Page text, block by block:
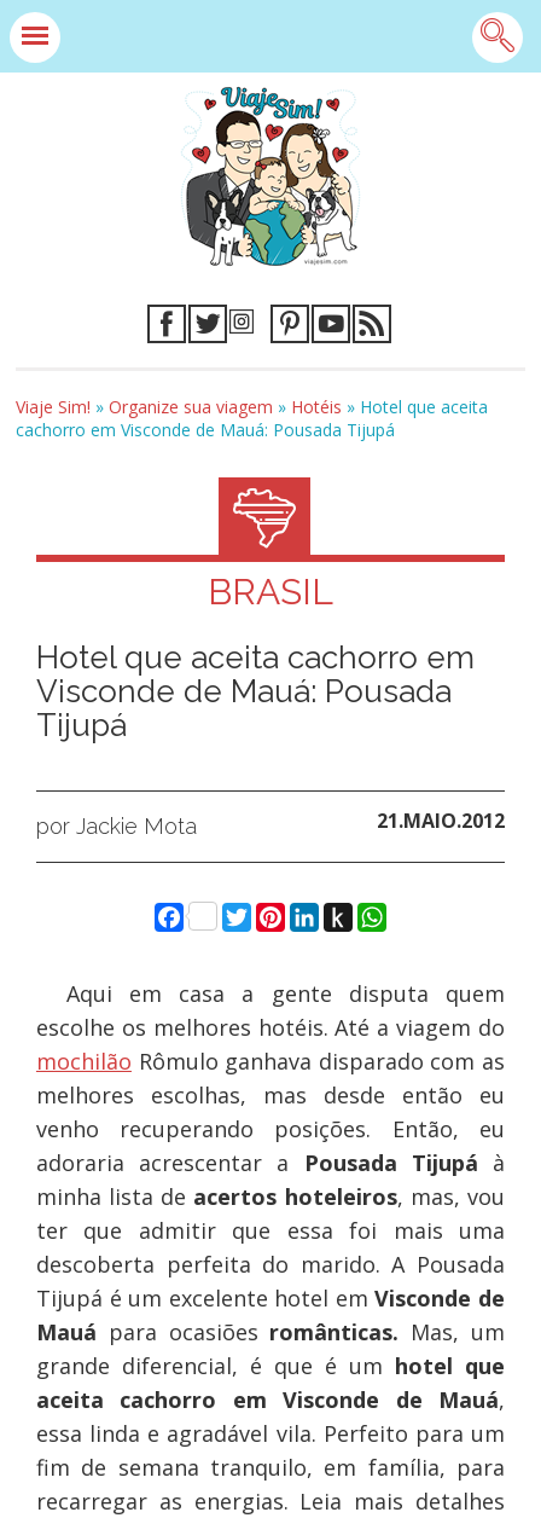
Viaje Sim! »Organize sua viagem » Hotéis » Hotel que aceita
cachorro em Visconde de Mauá: Pousada Tijupá
BRASIL
Hotel que aceita cachorro em
Visconde de Mauá: Pousada
Tijupá
por Jackie Mota 21.MAIO.2012
Facebook
Twitter
Pinterest
LinkedIn
Push
to
WhatsApp
Aqui em casa a gente disputa quem
escolhe os melhores hotéis. Até a viagem do
mochilão Rômulo ganhava disparado com as
melhores escolhas, mas desde então eu
venho recuperando posições. Então, eu
adoraria acrescentar a
Pousada Tijupá à
minha lista de acertos hoteleiros, mas, vou
ter que admitir que essa foi mais uma
descoberta perfeita do marido. A Pousada
Tijupá é um excelente hotel emVisconde de
Mauá para ocasiões românticas. Mas, um
grande diferencial, é que é um hotel que
aceita cachorro em Visconde de Mauá,
essa linda e agradável vila. Perfeito para um
fim de semana tranquilo, em família, para
recarregar as energias. Leia mais detalhes